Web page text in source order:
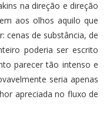
na direção e direção
aos olhos aquilo que
cenas de substância, de
poderia ser escrito
parecer tão intenso e
seria apenas
apreciada no fluxo de